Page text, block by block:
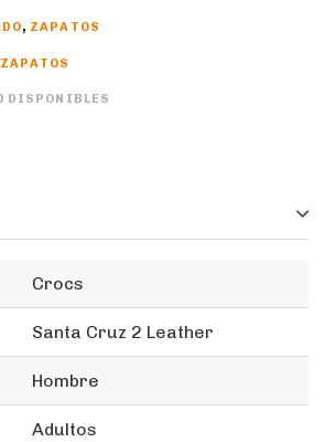
, ZAPATOS
ZAPATOS
DISPONIBLES
Crocs
Santa Cruz 2 Leather
Hombre
Adultos